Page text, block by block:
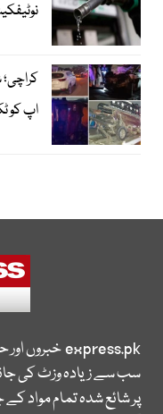
کراچی؛
اپ کو
express.pkخبروں
سب سے زیادہ وزٹ کی
پر شائع شدہ تمام مواد